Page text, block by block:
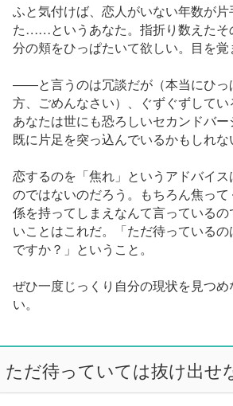
ふと気付けば、恋人がいない年数が
た……というあなた。指折り数えたそ
分の頬をひっぱたいて欲しい。目を覚
――と言うのは冗談だが（本当にひっ
方、ごめんなさい）、ぐずぐずしてい
あなたは世にも恐ろしいセカンドバ
既に片足を突っ込んでいるかもしれな
恋するのを「焦れ」というアドバイ
のではないのだろう。もちろん焦っ
係を持ってしまえなんて言っている
いことはこれだ。「ただ待っている
ですか？」ということ。
ぜひ一度じっくり自分の現状を見つ
い。
ただ待っていては抜け出せ